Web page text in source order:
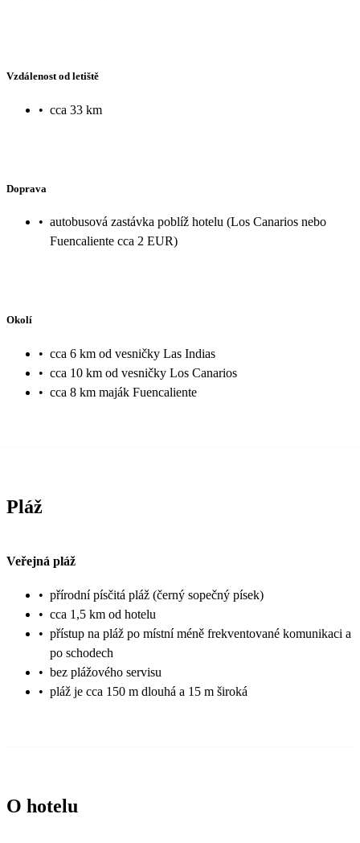
Vzdálenost od letiště
• cca 33 km
Doprava
• autobusová zastávka poblíž hotelu (Los Canarios nebo
Fuencaliente cca 2 EUR)
Okolí
• cca 6 km od vesničky Las Indias
• cca 10 km od vesničky Los Canarios
• cca 8 km maják Fuencaliente
Pláž
Veřejná pláž
• přírodní písčitá pláž (černý sopečný písek)
• cca 1,5 km od hotelu
• přístup na pláž po místní méně frekventované komunikaci a
po schodech
• bez plážového servisu
• pláž je cca 150 m dlouhá a 15 m široká
O hotelu